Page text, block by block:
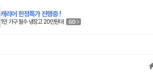
캐리어 한정특가 진행중 !
1인 가구 필수 냉장고 20만원대